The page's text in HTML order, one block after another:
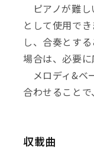
ピアノが難し
として使用で
し、合奏とす
場合は、必要
メロディ&ベ
合わせること
収載曲